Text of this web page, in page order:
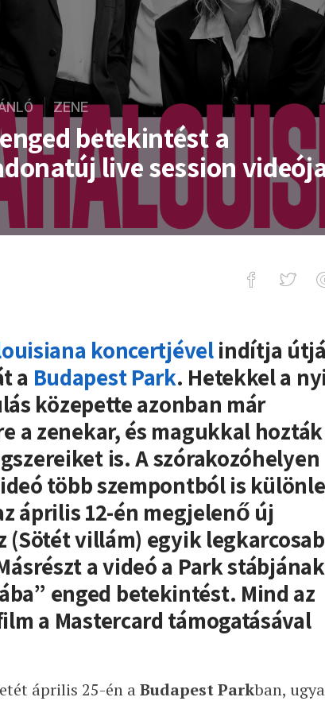
ZENE
betekintést a
live session
betekintést a Blahalouisiana
koncertjévelindítja
a Budapest Park. Hetekkel a
közepette azonban már
a zenekar, és magukkal hozták
is. A szórakozóhelyen
több szempontból is
április 12-én megjelenő új
(Sötét villám) egyik
a videó a Park stábjának
enged betekintést. Mind az
a Mastercard támogatásával
április 25-én a Budapest Parkban,